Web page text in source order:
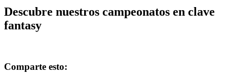
Descubre nuestros campeonatos en clave
fantasy
Comparte esto: